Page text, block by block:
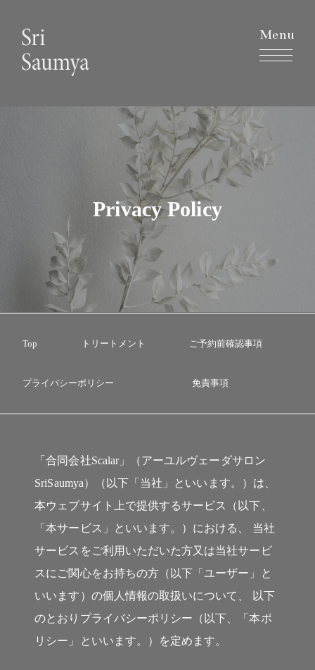
Menu
Privacy Policy
Top トリートメント ご予約前確認事項
プライバシーポリシー 免責事項
「合同会社Scalar」（アーユルヴェーダサロン
SriSaumya）（以下「当社」といいます。）は、
本ウェブサイト上で提供するサービス（以下、
「本サービス」といいます。）における、 当社
サービスをご利用いただいた方又は当社サービ
スにご関心をお持ちの方（以下「ユーザー」と
いいます）の個人情報の取扱いについて、 以下
のとおりプライバシーポリシー（以下、「本ポ
リシー」といいます。）を定めます。